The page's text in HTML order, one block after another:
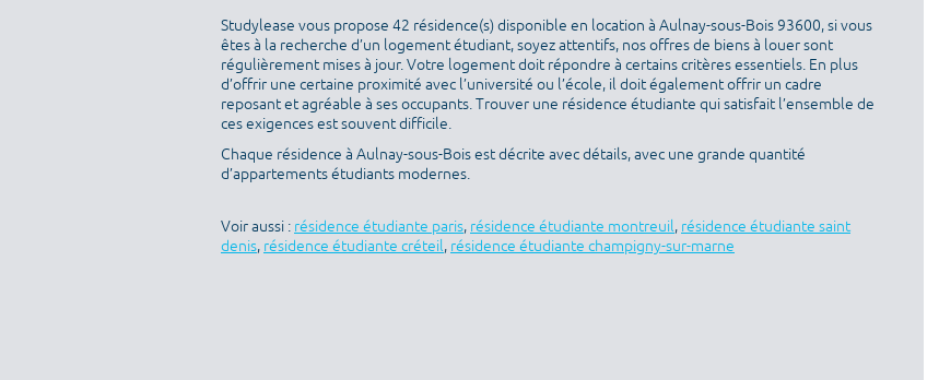
Studylease vous propose 42 résidence(s) disponible en location à Aulnay-sous-Bois 93600, si vous
êtes à la recherche d’un logement étudiant, soyez attentifs, nos offres de biens à louer sont
régulièrement mises à jour. Votre logement doit répondre à certains critères essentiels. En plus
d’offrir une certaine proximité avec l’université ou l’école, il doit également offrir un cadre
reposant et agréable à ses occupants. Trouver une résidence étudiante qui satisfait l’ensemble de
ces exigences est souvent difficile.
Chaque résidence à Aulnay-sous-Bois est décrite avec détails, avec une grande quantité
d’appartements étudiants modernes.
Voir aussi : résidence étudiante paris, résidence étudiante montreuil, résidence étudiante saint
denis, résidence étudiante créteil, résidence étudiante champigny-sur-marne